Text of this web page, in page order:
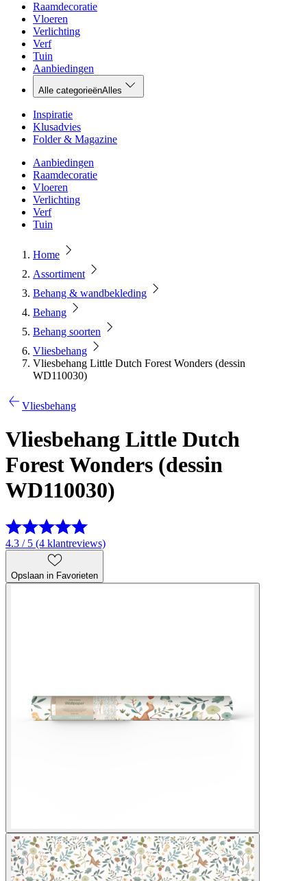
Raamdecoratie
Vloeren
Verlichting
Verf
Tuin
Aanbiedingen
Alle categorieënAlles
Inspiratie
Klusadvies
Folder & Magazine
Aanbiedingen
Raamdecoratie
Vloeren
Verlichting
Verf
Tuin
Home
Assortiment
Behang & wandbekleding
Behang
Behang soorten
Vliesbehang
Vliesbehang Little Dutch Forest Wonders (dessin
WD110030)
Vliesbehang
Vliesbehang Little Dutch
Forest Wonders (dessin
WD110030)
4.3 / 5 (4 klantreviews)
Opslaan in Favorieten